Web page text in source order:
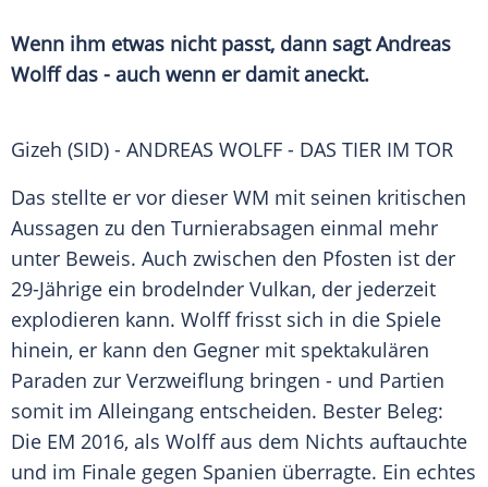
Wenn ihm etwas nicht passt, dann sagtAndreas
Wolffdas - auch wenn er damit aneckt.
Gizeh (SID) - ANDREAS WOLFF - DAS TIER IM TOR
Das stellte er vor dieser WM mit seinen kritischen
Aussagen zu den Turnierabsagen einmal mehr
unter Beweis. Auch zwischen den Pfosten ist der
29-Jährige ein brodelnder Vulkan, der jederzeit
explodieren kann. Wolfffrisst sich in die Spiele
hinein, er kann den Gegner mit spektakulären
Paraden zur Verzweiflung bringen - und Partien
somit im Alleingang entscheiden. Bester Beleg:
Die EM 2016, als Wolffaus dem Nichts auftauchte
und im Finale gegen Spanien überragte. Ein echtes